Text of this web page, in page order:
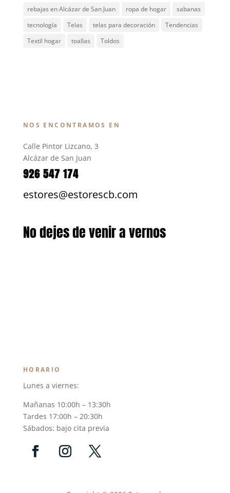
rebajas en Alcázar de San Juan
ropa de hogar
sabanas
tecnología
Telas telas para decoración
Tendencias
Textil hogar
toallas Toldos
NOS ENCONTRAMOS EN
Calle Pintor Lizcano, 3
Alcázar de San Juan
926 547 174
estores@estorescb.com
No dejes de venir a vernos
HORARIO
Lunes a viernes:
Mañanas 10:00h – 13:30h
Tardes 17:00h – 20:30h
Sábados: bajo cita previa